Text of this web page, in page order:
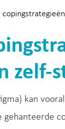
zelf-
kan
gehanteerde